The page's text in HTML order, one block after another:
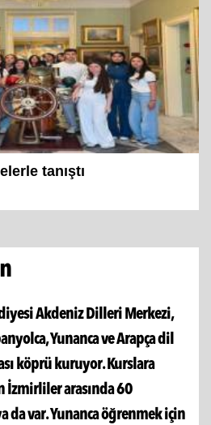
tanıştı
Akdeniz Dilleri Merkezi,
Yunanca ve Arapça dil
köprü kuruyor. Kurslara
İzmirliler arasında 60
da var. Yunanca öğrenmek için